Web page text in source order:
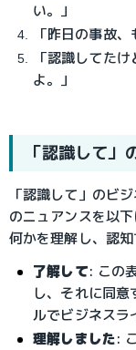
い。」
「昨日の事故
「認識してた
よ。」
「認識して」
「認識して」のビ
のニュアンスを以
何かを理解し、認知
了解して: この
し、それに同
ルでビジネスラ
理解しました: